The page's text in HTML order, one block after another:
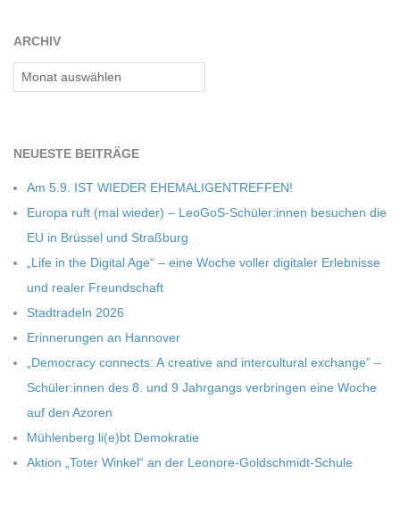
ARCHIV
Archiv
NEU­ESTE BEITRÄGE
Am 5.9. IST WIEDER EHEMALIGENTREFFEN!
Europa ruft (mal wie­der) – LeoGoS-Schüler:innen besu­chen die
EU in Brüs­sel und Straßburg
„Life in the Digi­tal Age“ – eine Woche vol­ler digi­ta­ler Erleb­nisse
und rea­ler Freundschaft
Stadt­ra­deln 2026
Erin­ne­run­gen an Hannover
„Demo­cracy con­nects: A crea­tive and inter­cul­tu­ral exch­ange” –
Schüler:innen des 8. und 9 Jahr­gangs ver­brin­gen eine Woche
auf den Azoren
Müh­len­berg li(e)bt Demokratie
Aktion „Toter Win­kel“ an der Leonore-Goldschmidt-Schule